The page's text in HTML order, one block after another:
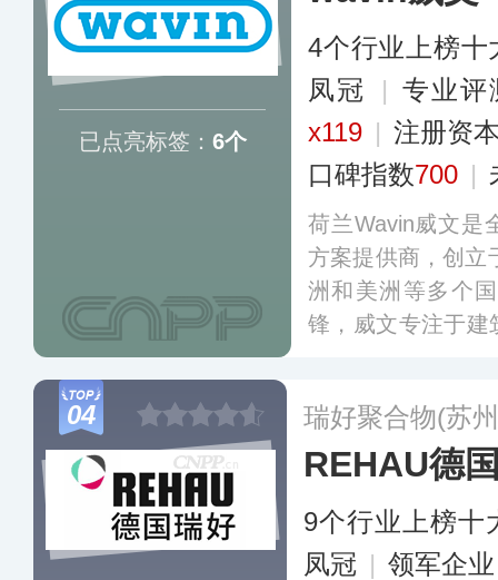
已点亮标签： 6个
4个行业上榜十
凤冠
| 专业
x119 | 注册资
口碑指数700 |
荷兰Wavin威文是
方案提供商，创立
洲和美洲等多个
锋，威文专注于建
的耐用性和模块化
和海绵城市建设。
04 瑞好聚合物(苏
REHAU德
9个行业上榜十
凤冠 | 领军企